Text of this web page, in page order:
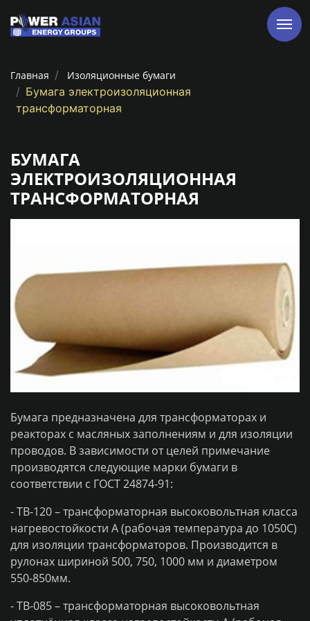
Главная Изоляционные бумаги
Бумага электроизоляционная
трансформаторная
БУМАГА
ЭЛЕКТРОИЗОЛЯЦИОННАЯ
ТРАНСФОРМАТОРНАЯ
Бумага предназначена для трансформаторах и
реакторах с масляных заполнениям и для изоляции
проводов. В зависимости от целей примечание
производятся следующие марки бумаги в
соответствии с ГОСТ 24874-91:
- ТВ-120 – трансформаторная высоковольтная класса
нагревостойкости А (рабочая температура до 1050С)
для изоляции трансформаторов. Производится в
рулонах шириной 500, 750, 1000 мм и диаметром
550-850мм.
- ТВ-085 – трансформаторная высоковольтная